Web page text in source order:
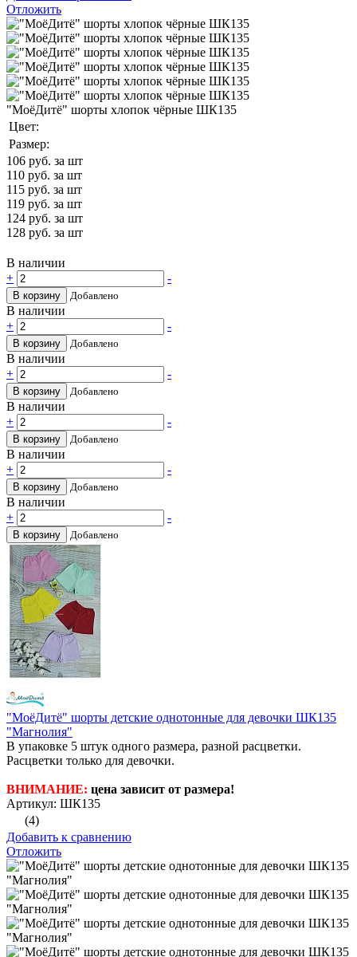
Отложить
"МоёДитё" шорты хлопок чёрные ШК135
Цвет:
Размер:
106 руб. за шт
110 руб. за шт
115 руб. за шт
119 руб. за шт
124 руб. за шт
128 руб. за шт
В наличии
+
-
В корзину Добавлено
В наличии
+
-
В корзину Добавлено
В наличии
+
-
В корзину Добавлено
В наличии
+
-
В корзину Добавлено
В наличии
+
-
В корзину Добавлено
В наличии
+
-
В корзину Добавлено
"МоёДитё" шорты детские однотонные для девочки ШК135
"Магнолия"
В упаковке 5 штук одного размера, разной расцветки.
Расцветки только для девочки.
ВНИМАНИЕ: цена зависит от размера!
Артикул: ШК135
(4)
Добавить к сравнению
Отложить